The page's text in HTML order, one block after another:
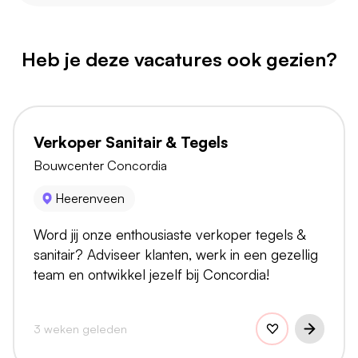
Heb je deze vacatures ook gezien?
Verkoper Sanitair & Tegels
Bouwcenter Concordia
Heerenveen
Word jij onze enthousiaste verkoper tegels &
sanitair? Adviseer klanten, werk in een gezellig
team en ontwikkel jezelf bij Concordia!
3 weken geleden